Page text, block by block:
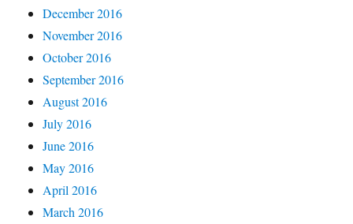
December 2016
November 2016
October 2016
September 2016
August 2016
July 2016
June 2016
May 2016
April 2016
March 2016